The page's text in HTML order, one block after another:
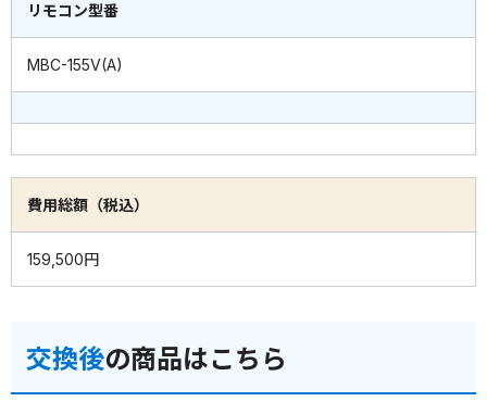
リモコン型番
MBC-155V(A)
費用総額（税込）
159,500円
交換後の商品はこちら